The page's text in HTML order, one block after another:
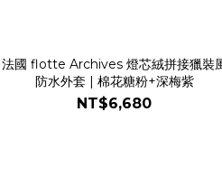
法國 flotte Archives 燈芯絨拼接獵裝
防水外套 | 棉花糖粉+深梅紫
NT$6,680